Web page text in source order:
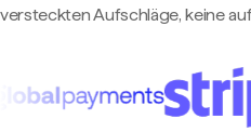
versteckten Aufschläge, keine